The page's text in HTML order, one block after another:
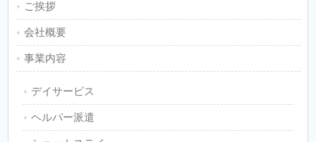
ご挨拶
会社概要
事業内容
デイサービス
ヘルパー派遣